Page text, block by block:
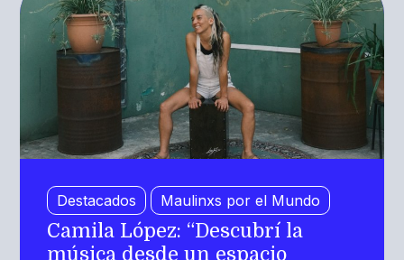
Destacados Maulinxs por el Mundo
Camila López: “Descubrí la
música desde un espacio